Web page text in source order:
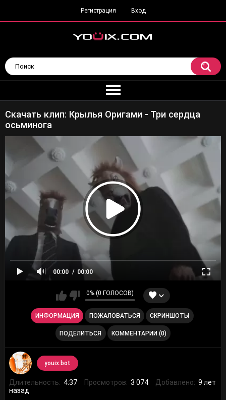
Регистрация Вход
Скачать клип: Крылья Оригами - Три сердца
осьминога
00:00 00:00
0% (0 ГОЛОСОВ)
ИНФОРМАЦИЯ ПОЖАЛОВАТЬСЯ СКРИНШОТЫ
ПОДЕЛИТЬСЯ КОММЕНТАРИИ (0)
youix.bot
Длительность: 4:37 Просмотров: 3 074 Добавлено: 9 лет
назад